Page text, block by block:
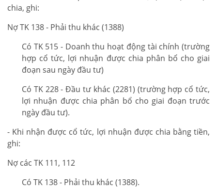
chia, ghi:
Nợ TK 138 - Phải thu khác (1388)
Có TK 515 - Doanh thu hoạt động tài chính (trường
hợp cổ tức, lợi nhuận được chia phân bổ cho giai
đoạn sau ngày đầu tư)
Có TK 228 - Đầu tư khác (2281) (trường hợp cổ tức,
lợi nhuận được chia phân bổ cho giai đoạn trước
ngày đầu tư).
- Khi nhận được cổ tức, lợi nhuận được chia bằng tiền,
ghi:
Nợ các TK 111, 112
Có TK 138 - Phải thu khác (1388).